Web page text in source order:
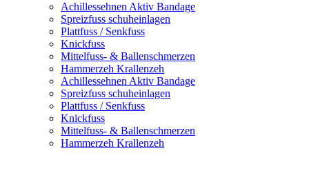
Achillessehnen Aktiv Bandage
Spreizfuss schuheinlagen
Plattfuss / Senkfuss
Knickfuss
Mittelfuss- & Ballenschmerzen
Hammerzeh Krallenzeh
Achillessehnen Aktiv Bandage
Spreizfuss schuheinlagen
Plattfuss / Senkfuss
Knickfuss
Mittelfuss- & Ballenschmerzen
Hammerzeh Krallenzeh